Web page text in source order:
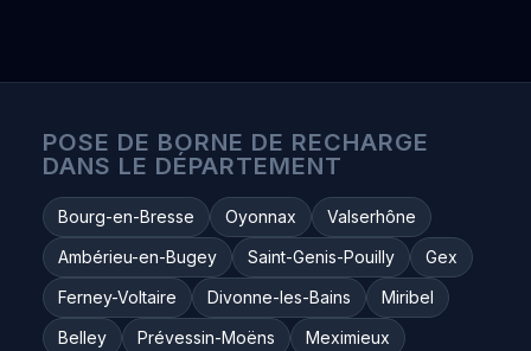
POSE DE BORNE DE RECHARGE
DANS LE DÉPARTEMENT
Bourg-en-Bresse Oyonnax
Valserhône
Ambérieu-en-Bugey
Saint-Genis-Pouilly
Gex
Ferney-Voltaire
Divonne-les-Bains
Miribel
Belley
Prévessin-Moëns
Meximieux